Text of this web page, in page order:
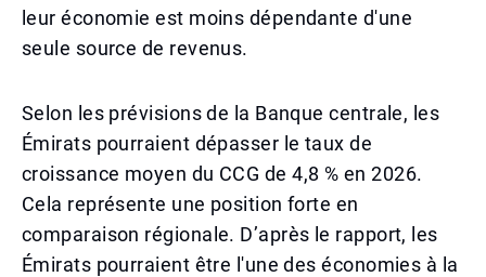
leur économie est moins dépendante d'une
seule source de revenus.
Selon les prévisions de la Banque centrale, les
Émirats pourraient dépasser le taux de
croissance moyen du CCG de 4,8 % en 2026.
Cela représente une position forte en
comparaison régionale. D’après le rapport, les
Émirats pourraient être l'une des économies à la